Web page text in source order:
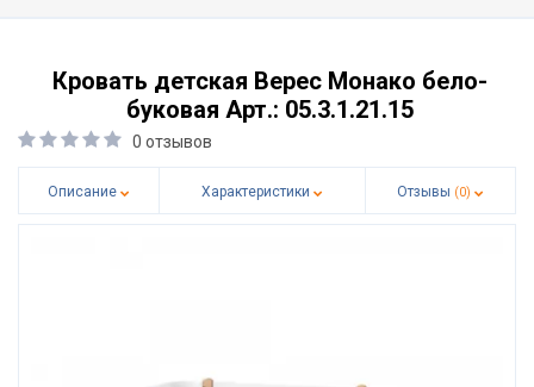
Кровать детская Верес Монако бело-
буковая Арт.: 05.3.1.21.15
0 отзывов
Описание Характеристики Отзывы (0)